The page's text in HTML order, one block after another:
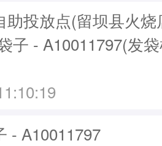
助投放点(留坝县火
子 - A10011797(发
- A10011797